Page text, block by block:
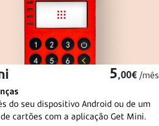
5,00€ /mês
do seu dispositivo Android ou de um
cartões com a aplicação Get Mini.